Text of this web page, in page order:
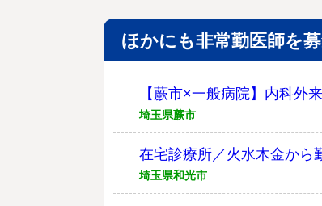
ほかにも非常勤医師を
【蕨市×一般病院】内科
埼玉県蕨市
在宅診療所／火水木金から
埼玉県和光市